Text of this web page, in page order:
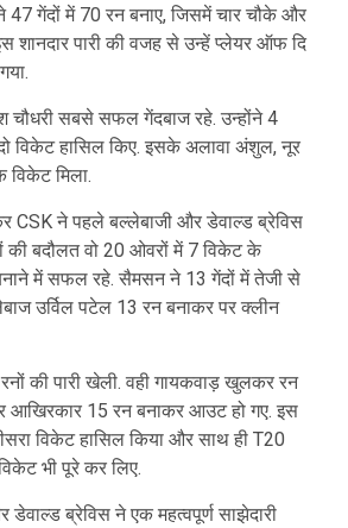
47 गेंदों में 70 रन बनाए, जिसमें चार चौके और
शानदार पारी की वजह से उन्हें प्लेयर ऑफ दि
सबसे सफल गेंदबाज रहे. उन्होंने 4
विकेट हासिल किए. इसके अलावा अंशुल, नूर
मिला.
CSK ने पहले बल्लेबाजी और डेवाल्ड ब्रेविस
की बदौलत वो 20 ओवरों में 7 विकेट के
में सफल रहे. सैमसन ने 13 गेंदों में तेजी से
उर्विल पटेल 13 रन बनाकर पर क्लीन
की पारी खेली. वही गायकवाड़ खुलकर रन
15 रन बनाकर आउट हो गए. इस
विकेट हासिल किया और साथ ही T20
भी पूरे कर लिए.
ब्रेविस ने एक महत्वपूर्ण साझेदारी